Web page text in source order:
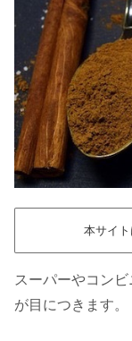
本サイ
スーパーやコン
が目につきます。